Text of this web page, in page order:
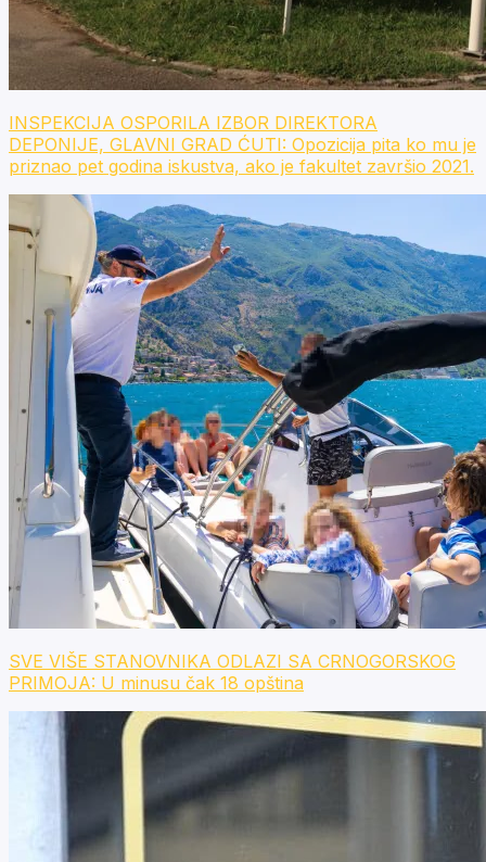
INSPEKCIJA OSPORILA IZBOR DIREKTORA
DEPONIJE, GLAVNI GRAD ĆUTI: Opozicija pita ko mu je
priznao pet godina iskustva, ako je fakultet završio 2021.
SVE VIŠE STANOVNIKA ODLAZI SA CRNOGORSKOG
PRIMOJA: U minusu čak 18 opština